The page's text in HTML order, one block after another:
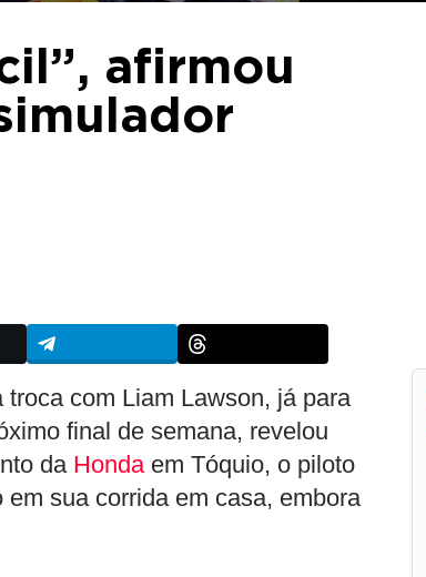
afirmou
com Liam Lawson, já para
final de semana, revelou
da Hondaem Tóquio, o piloto
sua corrida em casa, embora